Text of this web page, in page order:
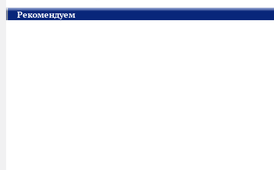
Рекомендуем